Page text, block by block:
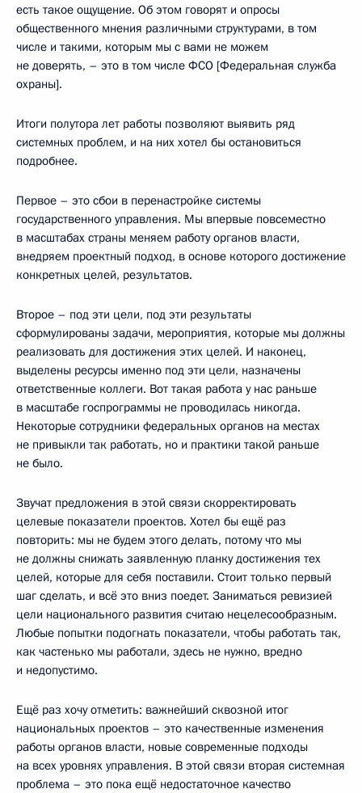
есть такое ощущение. Об этом говорят и опросы
общественного мнения различными структурами, в том
числе и такими, которым мы с вами не можем
не доверять, – это в том числе ФСО [Федеральная служба
охраны].
Итоги полутора лет работы позволяют выявить ряд
системных проблем, и на них хотел бы остановиться
подробнее.
Первое – это сбои в перенастройке системы
государственного управления. Мы впервые повсеместно
в масштабах страны меняем работу органов власти,
внедряем проектный подход, в основе которого достижение
конкретных целей, результатов.
Второе – под эти цели, под эти результаты
сформулированы задачи, мероприятия, которые мы должны
реализовать для достижения этих целей. И наконец,
выделены ресурсы именно под эти цели, назначены
ответственные коллеги. Вот такая работа у нас раньше
в масштабе госпрограммы не проводилась никогда.
Некоторые сотрудники федеральных органов на местах
не привыкли так работать, но и практики такой раньше
не было.
Звучат предложения в этой связи скорректировать
целевые показатели проектов. Хотел бы ещё раз
повторить: мы не будем этого делать, потому что мы
не должны снижать заявленную планку достижения тех
целей, которые для себя поставили. Стоит только первый
шаг сделать, и всё это вниз поедет. Заниматься ревизией
цели национального развития считаю нецелесообразным.
Любые попытки подогнать показатели, чтобы работать так,
как частенько мы работали, здесь не нужно, вредно
и недопустимо.
Ещё раз хочу отметить: важнейший сквозной итог
национальных проектов – это качественные изменения
работы органов власти, новые современные подходы
на всех уровнях управления. В этой связи вторая системная
проблема – это пока ещё недостаточное качество